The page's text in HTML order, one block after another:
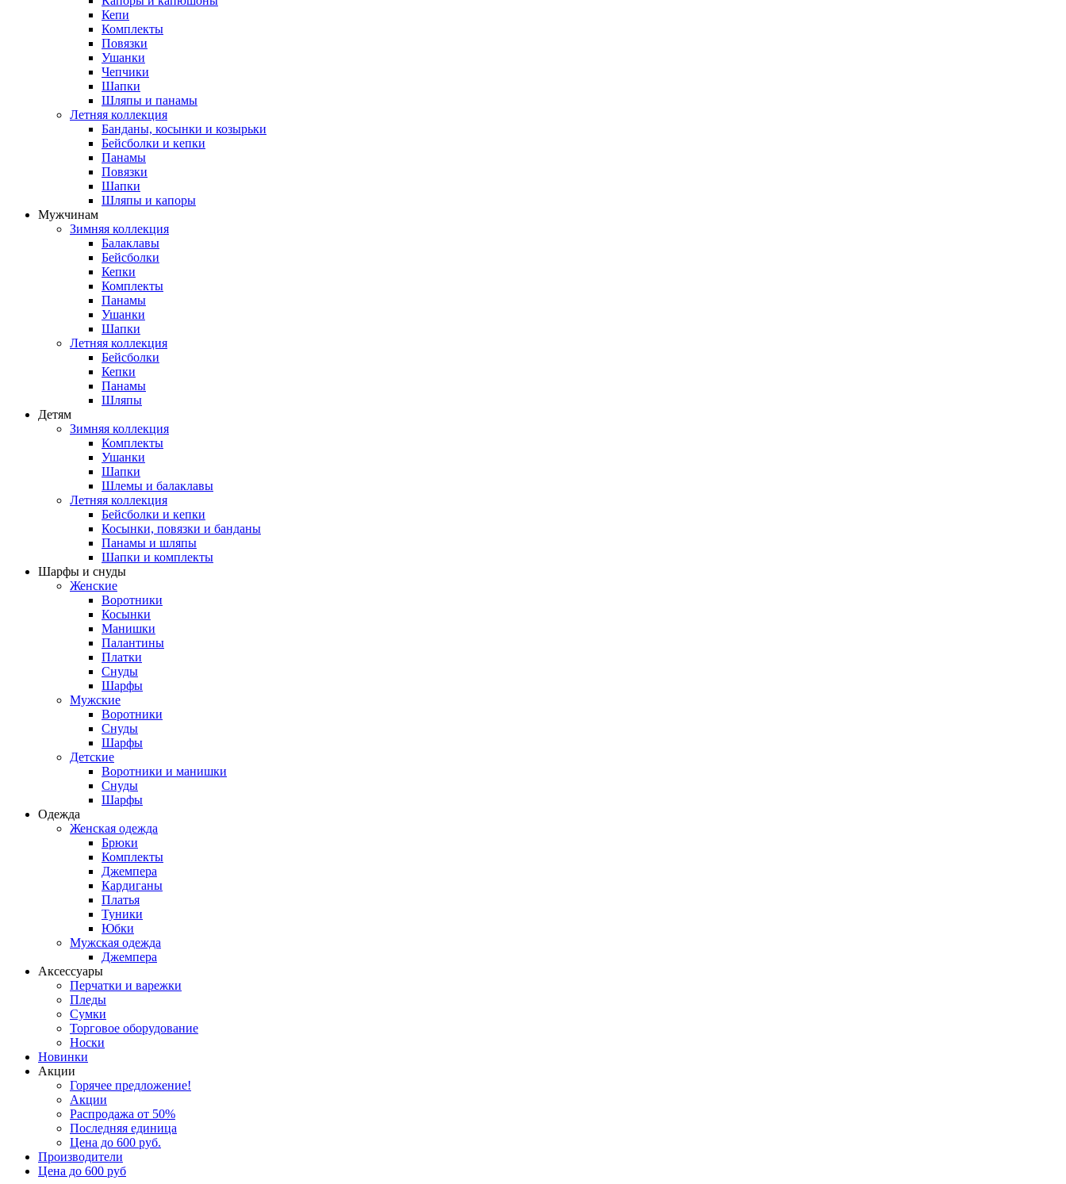
Кепи
Комплекты
Повязки
Ушанки
Чепчики
Шапки
Шляпы и панамы
Летняя коллекция
Банданы, косынки и козырьки
Бейсболки и кепки
Панамы
Повязки
Шапки
Шляпы и капоры
Мужчинам
Зимняя коллекция
Балаклавы
Бейсболки
Кепки
Комплекты
Панамы
Ушанки
Шапки
Летняя коллекция
Бейсболки
Кепки
Панамы
Шляпы
Детям
Зимняя коллекция
Комплекты
Ушанки
Шапки
Шлемы и балаклавы
Летняя коллекция
Бейсболки и кепки
Косынки, повязки и банданы
Панамы и шляпы
Шапки и комплекты
Шарфы и снуды
Женские
Воротники
Косынки
Манишки
Палантины
Платки
Снуды
Шарфы
Мужские
Воротники
Снуды
Шарфы
Детские
Воротники и манишки
Снуды
Шарфы
Одежда
Женская одежда
Брюки
Комплекты
Джемпера
Кардиганы
Платья
Туники
Юбки
Мужская одежда
Джемпера
Аксессуары
Перчатки и варежки
Пледы
Сумки
Торговое оборудование
Носки
Новинки
Акции
Горячее предложение!
Акции
Распродажа от 50%
Последняя единица
Цена до 600 руб.
Производители
Цена до 600 руб